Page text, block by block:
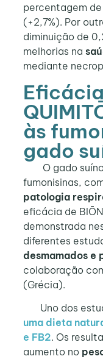
percentagem de
(+2,7%). Por
diminuição de
melhorias na
mediante
às
gado
O gado suíno
fumonisinas,
patologia
eficácia de
demonstrada
diferentes
desmamados e
colaboração
(Grécia).
Uno dos
uma dieta
e FB2. Os
aumento no